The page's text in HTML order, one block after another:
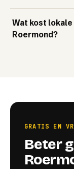
Wat kost lokale
Roermond?
GRATIS EN
Beter